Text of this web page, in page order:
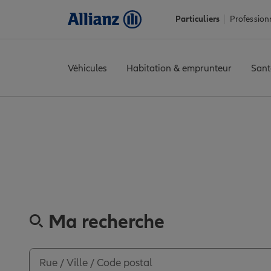
Particuliers
Véhicules Habitation & emprunteur
Ma recherche